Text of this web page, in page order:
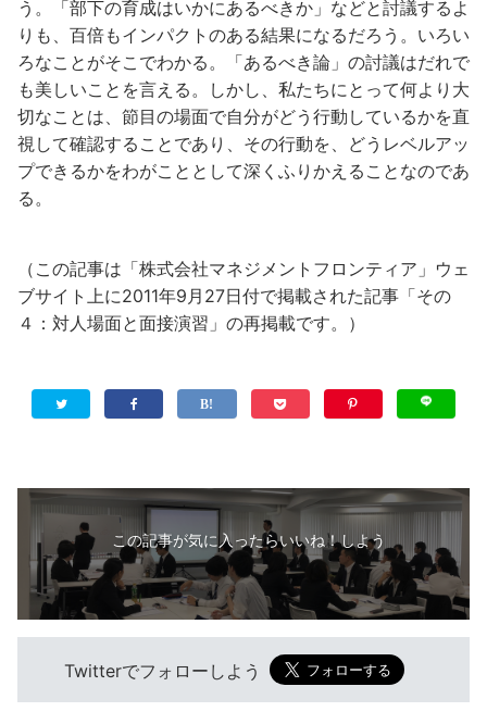
う。「部下の育成はいかにあるべきか」などと討議するよ
りも、百倍もインパクトのある結果になるだろう。いろい
ろなことがそこでわかる。「あるべき論」の討議はだれで
も美しいことを言える。しかし、私たちにとって何より大
切なことは、節目の場面で自分がどう行動しているかを直
視して確認することであり、その行動を、どうレベルアッ
プできるかをわがこととして深くふりかえることなのであ
る。
（この記事は「株式会社マネジメントフロンティア」ウェ
ブサイト上に2011年9月27日付で掲載された記事「その
４：対人場面と面接演習」の再掲載です。）
この記事が気に入ったらいいね！しよう
Twitterでフォローしよう